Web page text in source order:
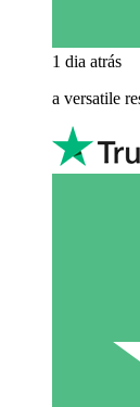
1 dia atrás
a versatile